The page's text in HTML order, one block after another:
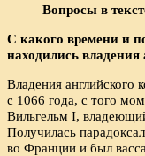
Вопросы в
С какого времени и
находились владения
Владения английского
с 1066 года, с того
Вильгельм I,
Получилась
во Франции и был